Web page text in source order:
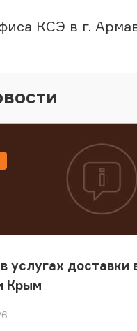
КСЭ в г.
услугах доставки
Крым